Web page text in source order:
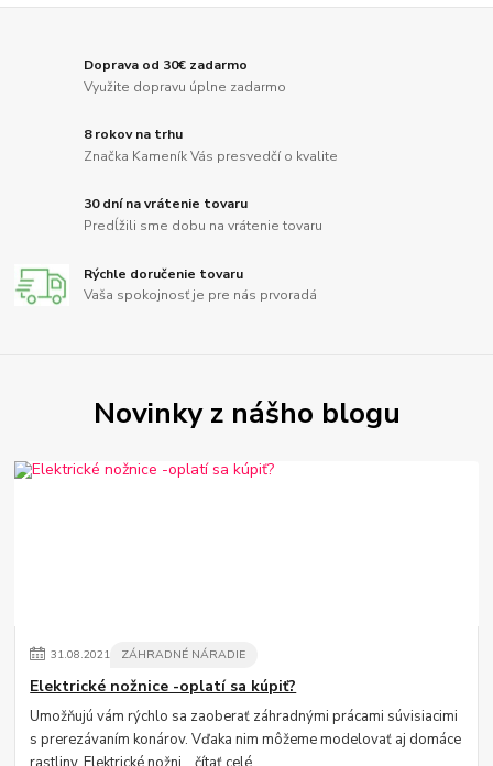
Doprava od 30€ zadarmo
Využite dopravu úplne zadarmo
8 rokov na trhu
Značka Kameník Vás presvedčí o kvalite
30 dní na vrátenie tovaru
Predĺžili sme dobu na vrátenie tovaru
Rýchle doručenie tovaru
Vaša spokojnosť je pre nás prvoradá
Novinky z nášho blogu
31.08.2021 ZÁHRADNÉ NÁRADIE
Elektrické nožnice -oplatí sa kúpiť?
Umožňujú vám rýchlo sa zaoberať záhradnými prácami súvisiacimi
s prerezávaním konárov. Vďaka nim môžeme modelovať aj domáce